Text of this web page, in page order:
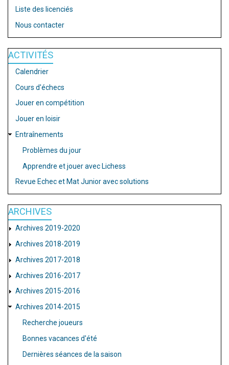
Liste des licenciés
Nous contacter
ACTIVITÉS
Calendrier
Cours d'échecs
Jouer en compétition
Jouer en loisir
Entraînements
Problèmes du jour
Apprendre et jouer avec Lichess
Revue Echec et Mat Junior avec solutions
ARCHIVES
Archives 2019-2020
Archives 2018-2019
Archives 2017-2018
Archives 2016-2017
Archives 2015-2016
Archives 2014-2015
Recherche joueurs
Bonnes vacances d'été
Dernières séances de la saison